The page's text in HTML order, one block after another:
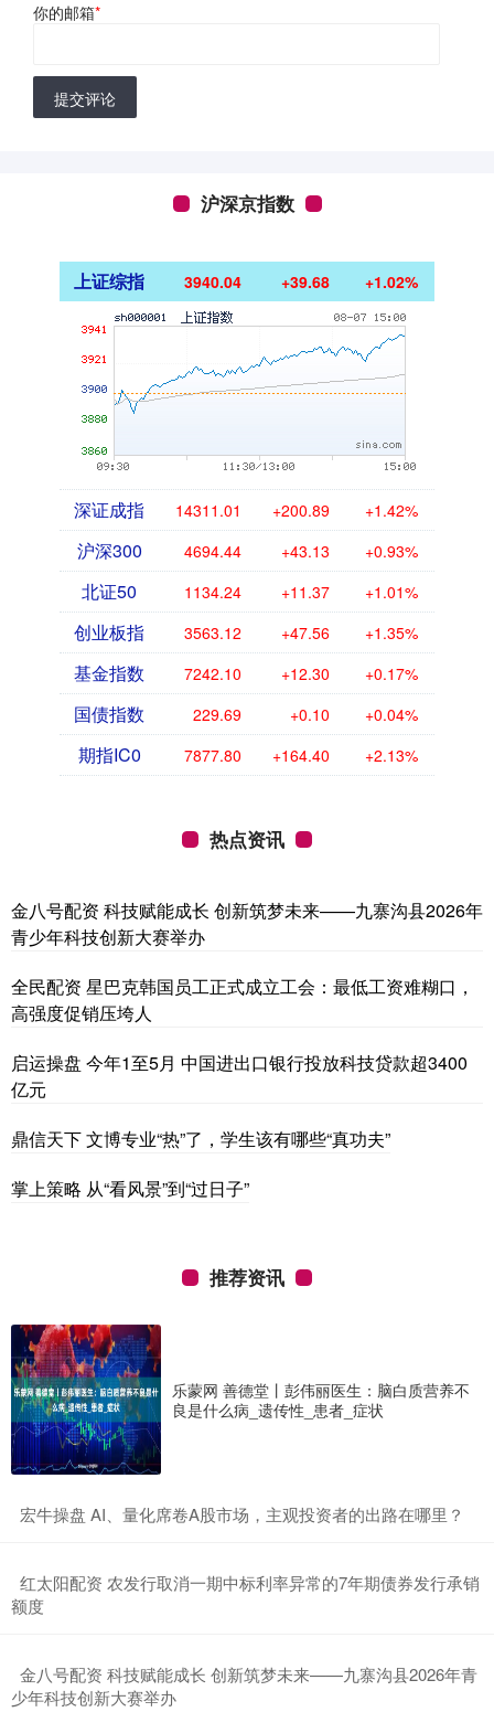
你的邮箱*
提交评论
沪深京指数
上证综指 3940.04 +39.68 +1.02%
深证成指 14311.01 +200.89 +1.42%
沪深300 4694.44 +43.13 +0.93%
北证50 1134.24 +11.37 +1.01%
创业板指 3563.12 +47.56 +1.35%
基金指数 7242.10 +12.30 +0.17%
国债指数 229.69 +0.10 +0.04%
期指IC0 7877.80 +164.40 +2.13%
热点资讯
金八号配资 科技赋能成长 创新筑梦未来——九寨沟县2026年
青少年科技创新大赛举办
全民配资 星巴克韩国员工正式成立工会：最低工资难糊口，
高强度促销压垮人
启运操盘 今年1至5月 中国进出口银行投放科技贷款超3400
亿元
鼎信天下 文博专业“热”了，学生该有哪些“真功夫”
掌上策略 从“看风景”到“过日子”
推荐资讯
乐蒙网 善德堂丨彭伟丽医生：脑白质营养不
良是什么病_遗传性_患者_症状
​宏牛操盘 AI、量化席卷A股市场，主观投资者的出路在哪里？
​红太阳配资 农发行取消一期中标利率异常的7年期债券发行承销
额度
​金八号配资 科技赋能成长 创新筑梦未来——九寨沟县2026年青
少年科技创新大赛举办